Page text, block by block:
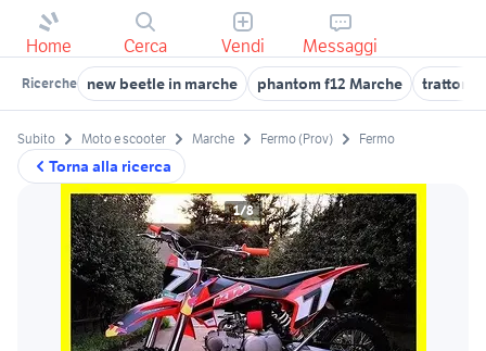
Home Cerca Vendi Messaggi
Ricerche new beetle in marche phantom f12 Marche trattore
Torna alla ricerca
Subito Moto e scooter Marche Fermo (Prov) Fermo
1/8